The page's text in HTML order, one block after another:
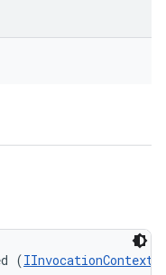
(IInvocationContext